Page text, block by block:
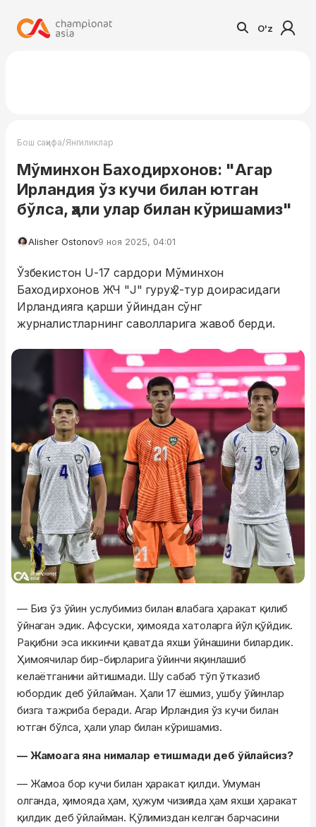
O'z
Бош саҳифа/Янгиликлар
Мўминхон Баходирхонов: "Агар
Ирландия ўз кучи билан ютган
бўлса, ҳали улар билан кўришамиз"
Alisher Ostonov9 ноя 2025, 04:01
Ўзбекистон U-17 сардори Мўминхон
Баходирхонов ЖЧ "J" гуруҳ 2-тур доирасидаги
Ирландияга қарши ўйиндан сўнг
журналистларнинг саволларига жавоб берди.
— Биз ўз ўйин услубимиз билан ғалабага ҳаракат қилиб
ўйнаган эдик. Афсуски, ҳимояда хатоларга йўл қўйдик.
Рақибни эса иккинчи қаватда яхши ўйнашини билардик.
Ҳимоячилар бир-бирларига ўйинчи яқинлашиб
келаётганини айтишмади. Шу сабаб тўп ўтказиб
юбордик деб ўйлайман. Ҳали 17 ёшмиз, ушбу ўйинлар
бизга тажриба беради. Агар Ирландия ўз кучи билан
ютган бўлса, ҳали улар билан кўришамиз.
— Жамоага яна нималар етишмади деб ўйлайсиз?
— Жамоа бор кучи билан ҳаракат қилди. Умуман
олганда, ҳимояда ҳам, ҳужум чизиғида ҳам яхши ҳаракат
қилдик деб ўйлайман. Қўлимиздан келган барчасини